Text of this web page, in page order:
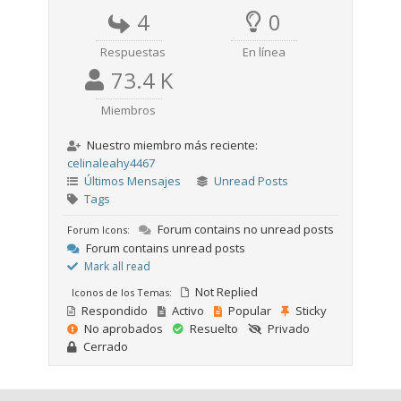
4
Respuestas
0
En línea
73.4 K
Miembros
Nuestro miembro más reciente:
celinaleahy4467
Últimos Mensajes
Unread Posts
Tags
Forum Icons:
Forum contains no unread posts
Forum contains unread posts
Mark all read
Iconos de los Temas:
Not Replied
Respondido
Activo Popular
Sticky
No aprobados
Resuelto
Privado
Cerrado